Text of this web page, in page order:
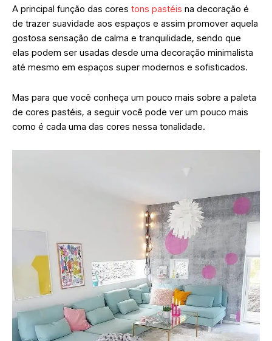
A principal função das cores tons pastéis na decoração é
de trazer suavidade aos espaços e assim promover aquela
gostosa sensação de calma e tranquilidade, sendo que
elas podem ser usadas desde uma decoração minimalista
até mesmo em espaços super modernos e sofisticados.
Mas para que você conheça um pouco mais sobre a paleta
de cores pastéis, a seguir você pode ver um pouco mais
como é cada uma das cores nessa tonalidade.